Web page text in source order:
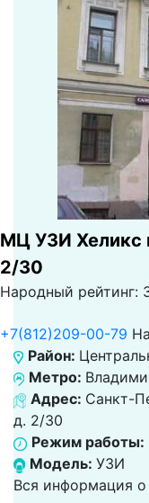
МЦ УЗИ Хеликс
2/30
Народный рейтинг:
+7(812)209-00-79
Район:
Метро:
Адрес: Санкт-
д. 2/30
Режим работы:
Модель: УЗИ
Вся информация о